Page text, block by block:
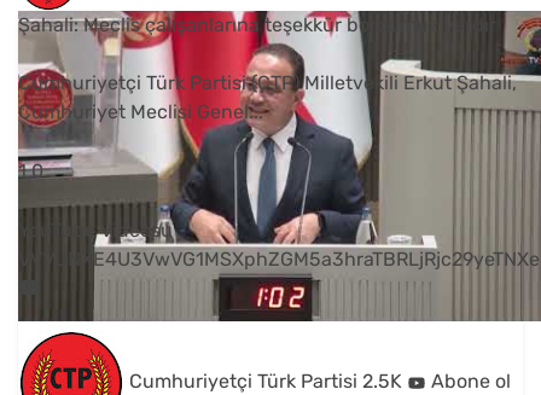
Şahali: Meclis çalışanlarına teşekkür borcumuz vardır
Cumhuriyetçi Türk Partisi (CTP) Milletvekili Erkut Şahali,
Cumhuriyet Meclisi Genel...
1 0
YouTube Videosu
Cumhuriyetçi Türk Partisi 2.5K Abone ol